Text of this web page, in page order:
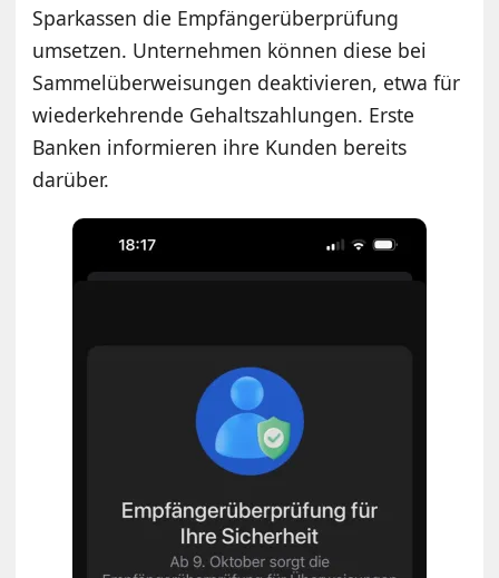
Sparkassen die Empfängerüberprüfung
umsetzen. Unternehmen können diese bei
Sammelüberweisungen deaktivieren, etwa für
wiederkehrende Gehaltszahlungen. Erste
Banken informieren ihre Kunden bereits
darüber.